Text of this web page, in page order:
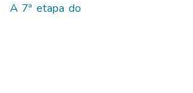
A 7ª etapa do